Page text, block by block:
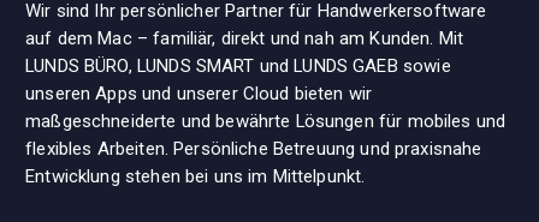
Wir sind Ihr persönlicher Partner für Handwerkersoftware
auf dem Mac – familiär, direkt und nah am Kunden. Mit
LUNDS BÜRO, LUNDS SMART und LUNDS GAEB sowie
unseren Apps und unserer Cloud bieten wir
maßgeschneiderte und bewährte Lösungen für mobiles und
flexibles Arbeiten. Persönliche Betreuung und praxisnahe
Entwicklung stehen bei uns im Mittelpunkt.